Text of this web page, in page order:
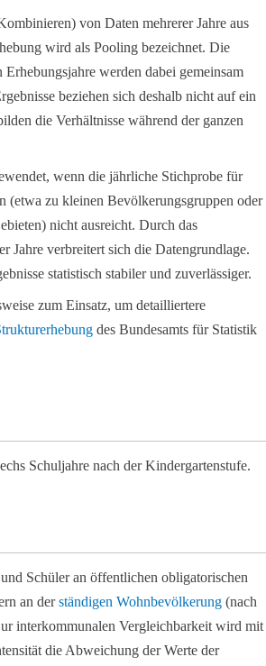
von Daten mehrerer Jahre aus
wird als Pooling bezeichnet. Die
Erhebungsjahre werden dabei gemeinsam
beziehen sich deshalb nicht auf ein
die Verhältnisse während der ganzen
wenn die jährliche Stichprobe für
(etwa zu kleinen Bevölkerungsgruppen oder
nicht ausreicht. Durch das
Jahre verbreitert sich die Datengrundlage.
statistisch stabiler und zuverlässiger.
zum Einsatz, um detailliertere
des Bundesamts für Statistik
Schuljahre nach der Kindergartenstufe.
Schüler an öffentlichen obligatorischen
an derständigen Wohnbevölkerung (nach
interkommunalen Vergleichbarkeit wird mit
die Abweichung der Werte der